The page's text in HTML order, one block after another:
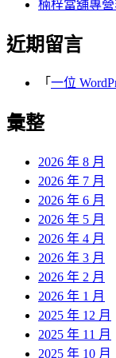
楠梓當舖專
近期留言
「 一位
彙整
2026 年 8 月
2026 年 7 月
2026 年 6 月
2026 年 5 月
2026 年 4 月
2026 年 3 月
2026 年 2 月
2026 年 1 月
2025 年 12 月
2025 年 11 月
2025 年 10 月